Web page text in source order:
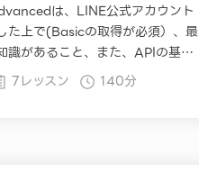
は、LINE公式アカウント
た上で(Basicの取得が必須）、最
識があること、また、APIの基礎
た資格です。本コースでは、学
受講・受験いただけます。
7レッスン 140分